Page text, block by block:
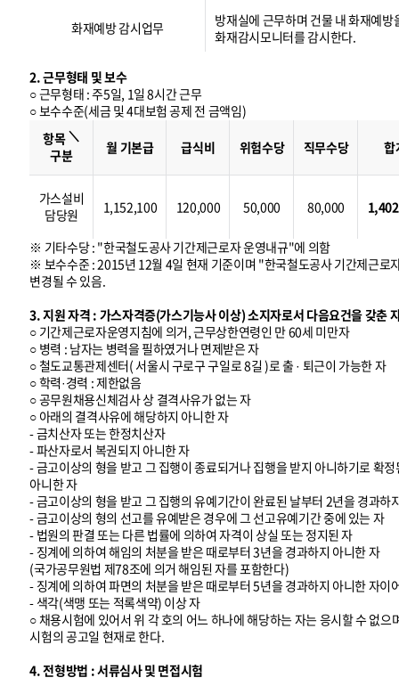
화재예방 감시업무
방재실에 근무하며 건물 내 화재예방
화재감시모니터를 감시한다.
2. 근무형태 및 보수
○ 근무형태 : 주5일, 1일 8시간 근무
○ 보수수준(세금 및 4대보험 공제 전 금액임)
항목＼
구분
월 기본급 급식비 위험수당 직무수당 합
가스설비
담당원
1,152,100 120,000 50,000 80,000
※ 기타수당 : "한국철도공사 기간제근로자 운영내규"에 의함
※ 보수수준 : 2015년 12월 4일 현재 기준이며 "한국철도공사 기간제근로
변경될 수 있음.
3. 지원 자격 : 가스자격증(가스기능사 이상) 소지자로서 다음요건을 갖춘
○ 기간제근로자운영지침에 의거, 근무상한연령인 만 60세 미만자
○ 병력 : 남자는 병력을 필하였거나 면제받은 자
○ 철도교통관제센터( 서울시 구로구 구일로 8길 )로 출 · 퇴근이 가능한 자
○ 학력·경력 : 제한없음
○ 공무원채용신체검사 상 결격사유가 없는 자
○ 아래의 결격사유에 해당하지 아니한 자
- 금치산자 또는 한정치산자
- 파산자로서 복권되지 아니한 자
- 금고이상의 형을 받고 그 집행이 종료되거나 집행을 받지 아니하기로 확
아니한 자
- 금고이상의 형을 받고 그 집행의 유예기간이 완료된 날부터 2년을 경과하
- 금고이상의 형의 선고를 유예받은 경우에 그 선고유예기간 중에 있는 자
- 법원의 판결 또는 다른 법률에 의하여 자격이 상실 또는 정지된 자
- 징계에 의하여 해임의 처분을 받은 때로부터 3년을 경과하지 아니한 자
(국가공무원법 제78조에 의거 해임된 자를 포함한다)
- 징계에 의하여 파면의 처분을 받은 때로부터 5년을 경과하지 아니한 자이
- 색각(색맹 또는 적록색약) 이상 자
○ 채용시험에 있어서 위 각 호의 어느 하나에 해당하는 자는 응시할 수 없으
시험의 공고일 현재로 한다.
4. 전형방법 : 서류심사 및 면접시험